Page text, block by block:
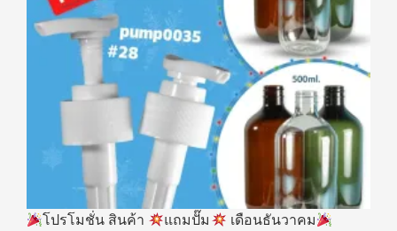
โปรโมชั่น สินค้า แถมปั๊ม เดือนธันวาคม